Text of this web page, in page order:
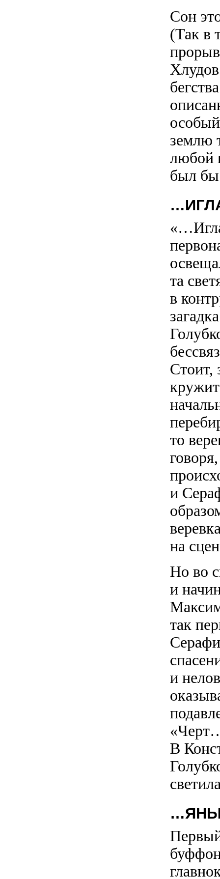
Сон
(Так в
землю
любой
был
та
в
Стоит,
то
и
на
Но во
и
так
и
В